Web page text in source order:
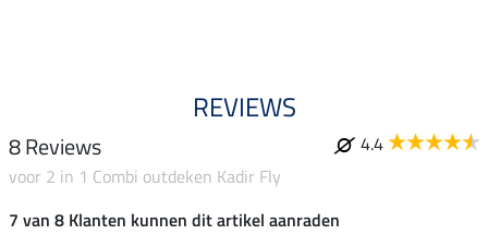
REVIEWS
8 Reviews
4.4
voor 2 in 1 Combi outdeken Kadir Fly
7 van 8 Klanten kunnen dit artikel aanraden